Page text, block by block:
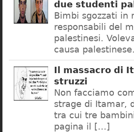
due studenti
Bimbi sgozzati in
responsabili del
palestinesi.
causa
Il massacro di
struzzi
Non facciamo
strage di Itamar,
tra cui tre
pagina il […]